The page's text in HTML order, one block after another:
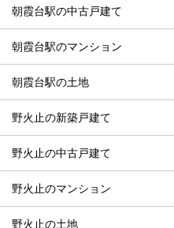
朝霞台駅の中古戸建て
朝霞台駅のマンション
朝霞台駅の土地
野火止の新築戸建て
野火止の中古戸建て
野火止のマンション
野火止の土地